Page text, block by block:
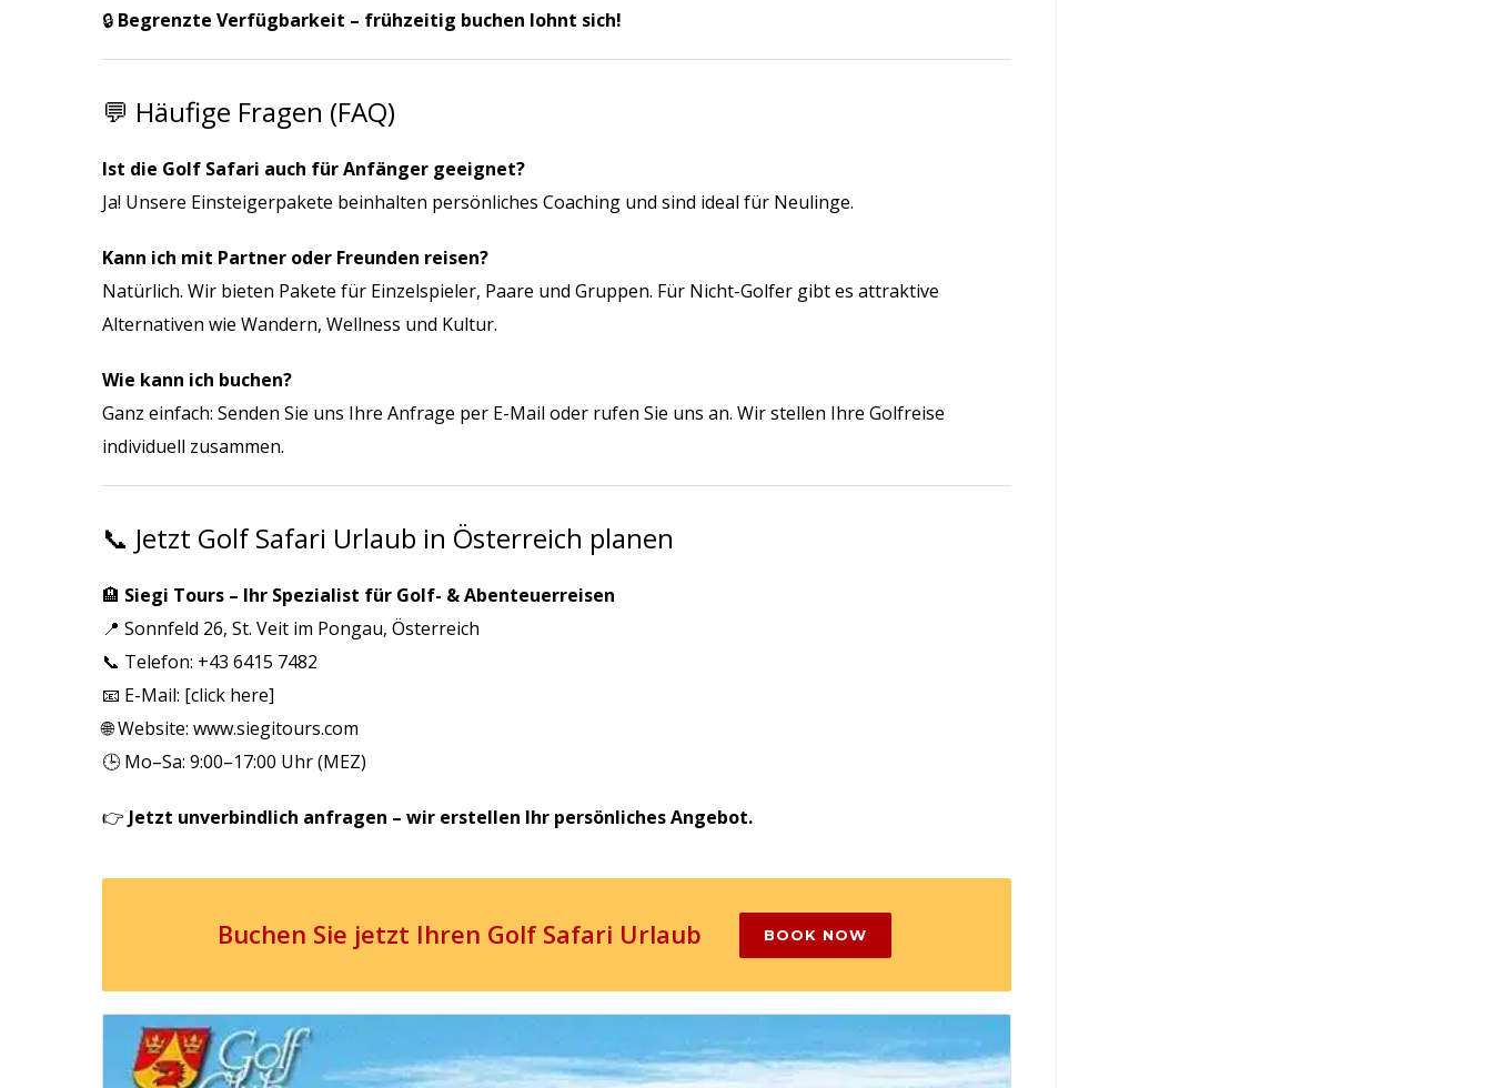
🔒 Begrenzte Verfügbarkeit – frühzeitig buchen lohnt sich!
💬 Häufige Fragen (FAQ)
Ist die Golf Safari auch für Anfänger geeignet?
Ja! Unsere Einsteigerpakete beinhalten persönliches Coaching und sind ideal für Neulinge.
Kann ich mit Partner oder Freunden reisen?
Natürlich. Wir bieten Pakete für Einzelspieler, Paare und Gruppen. Für Nicht-Golfer gibt es attraktive
Alternativen wie Wandern, Wellness und Kultur.
Wie kann ich buchen?
Ganz einfach: Senden Sie uns Ihre Anfrage per E-Mail oder rufen Sie uns an. Wir stellen Ihre Golfreise
individuell zusammen.
📞 Jetzt Golf Safari Urlaub in Österreich planen
🏨 Siegi Tours – Ihr Spezialist für Golf- & Abenteuerreisen
📍 Sonnfeld 26, St. Veit im Pongau, Österreich
📞 Telefon: +43 6415 7482
📧 E-Mail: [click here]
🌐 Website: www.siegitours.com
🕒 Mo–Sa: 9:00–17:00 Uhr (MEZ)
👉 Jetzt unverbindlich anfragen – wir erstellen Ihr persönliches Angebot.
Buchen Sie jetzt Ihren Golf Safari Urlaub BOOK NOW